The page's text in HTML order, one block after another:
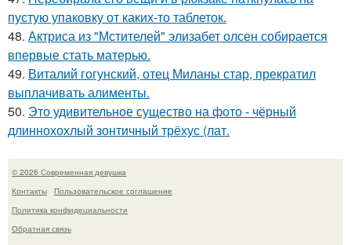
пустую упаковку от каких-то таблеток.
48. Актриса из "Мстителей" элизабет олсен собирается
впервые стать матерью.
49. Виталий гогунский, отец Миланы стар, прекратил
выплачивать алименты.
50. Это удивительное существо на фото - чёрный
длиннохохлый зонтичный трёхус (лат.
© 2026 Современная девушка
Контакты
Пользовательское соглашение
Политика конфидециальности
Обратная связь